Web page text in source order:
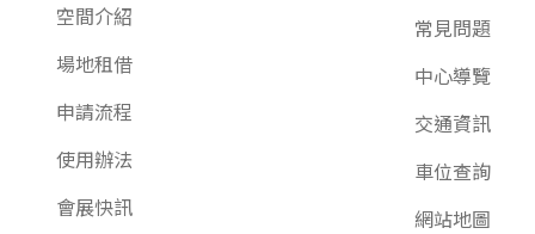
空間介紹
場地租借
申請流程
使用辦法
會展快訊
常見問題
中心導覽
交通資訊
車位查詢
網站地圖